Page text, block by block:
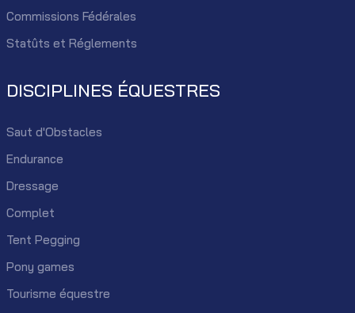
Commissions Fédérales
Statûts et Réglements
DISCIPLINES ÉQUESTRES
Saut d'Obstacles
Endurance
Dressage
Complet
Tent Pegging
Pony games
Tourisme équestre